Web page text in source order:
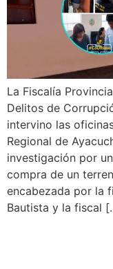
La Fiscalía
Delitos de
intervino las
Regional de
investigación por
compra de un
encabezada por la
Bautista y la fiscal